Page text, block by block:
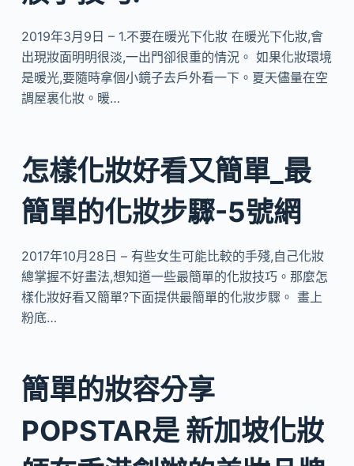
2019年3月9日 – 1.不要在暖光下化妝 在暖光下化妝,會
出現妝面明明很淡,一出門卻很重的情況。 如果化妝環境
是暖光,要隨時拿個小鏡子去戶外看一下。夏天儘量在空
調屋裏化妝。暖…
怎樣化妝好看又簡單_最
簡單的化妝步驟-5號網
2017年10月28日 – 有些女生可能比較的手殘,自己化妝
總掌握不好畫法,想知道一些最簡單的化妝技巧。那麼怎
樣化妝好看又簡單?下面提供最簡單的化妝步驟。 畫上
粉底…
簡單的妝容分享
POPSTAR是 新加坡化妝